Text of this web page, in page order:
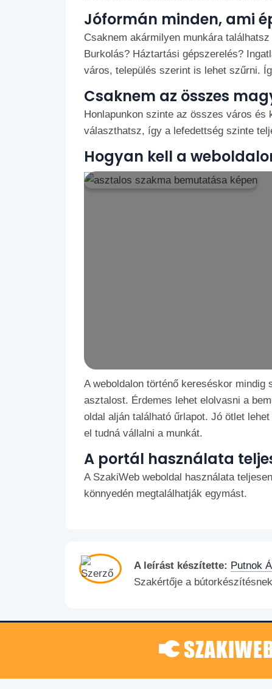
Jóformán minden, ami
Csaknem akármilyen munkára
Burkolás? Háztartási gépszerelés?
város, település szerint is lehet szűrni.
Csaknem az összes
Honlapunkon szinte az összes város
választhatsz, így a lefedettség szinte
Hogyan kell a
A weboldalon történő kereséskor
asztalost. Érdemes lehet elolvasni a
oldal alján található űrlapot. Jó ötlet
el tudná vállalni a munkát.
A portál használata
A SzakiWeb weboldal használata
könnyedén megtalálhatják egymást.
A leírást készítette: Putnok
Szakértője a